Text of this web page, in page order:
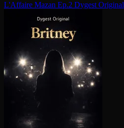
L'Affaire Mazan Ep.2 Dygest Original